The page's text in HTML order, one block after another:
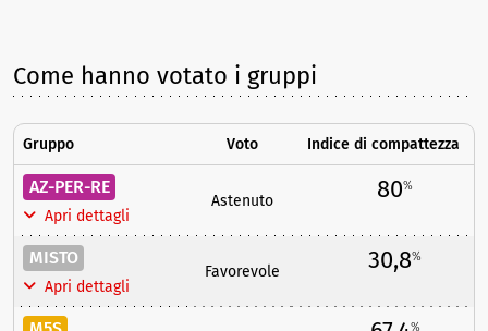
Come hanno votato i gruppi
Gruppo Voto Indice di compattezza
AZ-PER-RE
Apri dettagli
Astenuto 80%
MISTO
Apri dettagli
Favorevole 30,8%
%